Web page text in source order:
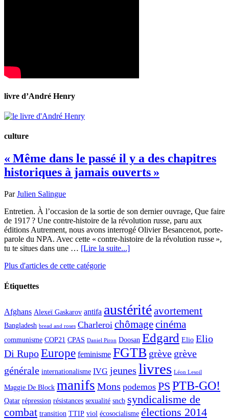
livre d’André Henry
culture
« Même dans le passé il y a des chapitres
historiques à jamais ouverts »
ParJulien Salingue
Entretien. À l’occasion de la sortie de son dernier ouvrage, Que faire
de 1917 ? Une contre-histoire de la révolution russe, paru aux
éditions Autrement, nous avons interrogé Olivier Besancenot, porte-
parole du NPA. Avec cette « contre-histoire de la révolution russe »,
tu te situes dans une … [Lire la suite...]
Plus d'articles de cette catégorie
Étiquettes
Afghans Alexeï Gaskarov antifa austéritéavortement
Bangladesh bread and roses Charleroi chômagecinéma
communisme COP21 CPAS Daniel Piron Doosan Edgard Elio Elio
Di RupoEurope feminisme FGTB grève grève
générale internationalisme IVG jeunes livres Léon Lesoil
Maggie De Block manifs Mons podemos PS PTB-GO!
Qatar répression résistances sexualité sncb syndicalisme de
combat transition TTIP viol écosocialisme élections 2014